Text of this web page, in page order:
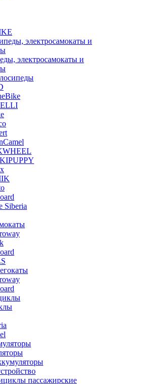
электросамокаты и
Siberia